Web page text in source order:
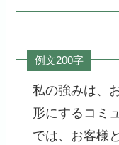
例文200字
私の強みは、
形にするコミ
では、お客様